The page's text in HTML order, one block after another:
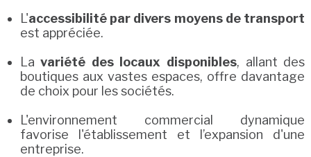
L'accessibilité par divers moyens de transport
est appréciée.
Lavariété des locaux disponibles, allant des
boutiques aux vastes espaces, offre davantage
de choix pour les sociétés.
L'environnement commercial dynamique
favorise l'établissement et l’expansion d'une
entreprise.